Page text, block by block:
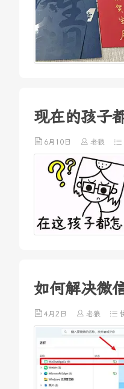
现在的孩子
6月10日 老狼
如何解决微
4月2日 老狼